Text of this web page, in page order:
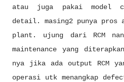
atau juga pakai model
detail. masing2 punya pros
plant. ujung dari RCM
maintenance yang
nya jika ada output RCM
operasi utk menangkap